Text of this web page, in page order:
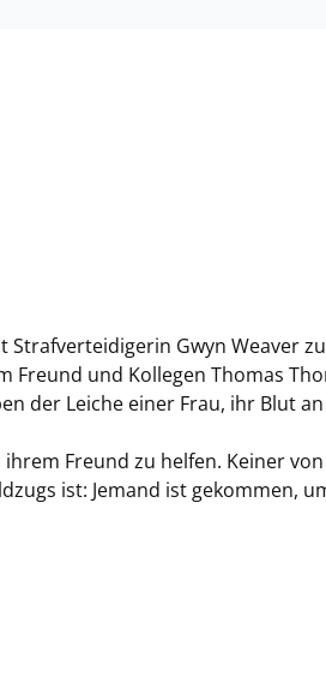
Gwyn Weaver
Freund und Kollegen Thomas
der Leiche einer Frau, ihr Blut
Freund zu helfen. Keiner
ist: Jemand ist gekommen,